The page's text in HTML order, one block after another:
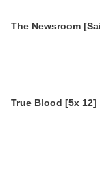
The Newsroom
True Blood [5x 12]